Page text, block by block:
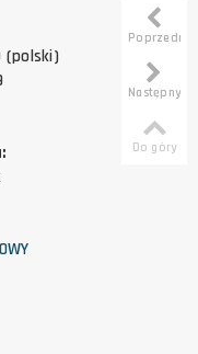
(polski)
Poprzedni
Następny
Do góry